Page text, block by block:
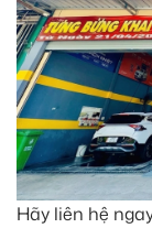
Hãy liên hệ